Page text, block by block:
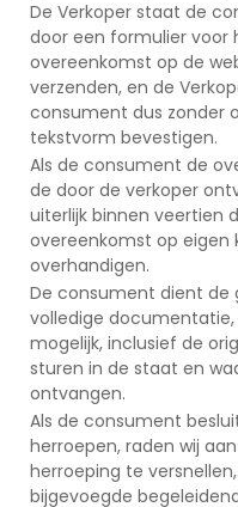
De Verkoper staat de
door een formulier voor
overeenkomst op de
verzenden, en de
consument dus zonder
tekstvorm bevestigen.
Als de consument de
de door de verkoper
uiterlijk binnen veertien
overeenkomst op eigen
overhandigen.
De consument dient
volledige
mogelijk, inclusief de
sturen in de staat en
ontvangen.
Als de consument
herroepen, raden wij
herroeping te
bijgevoegde